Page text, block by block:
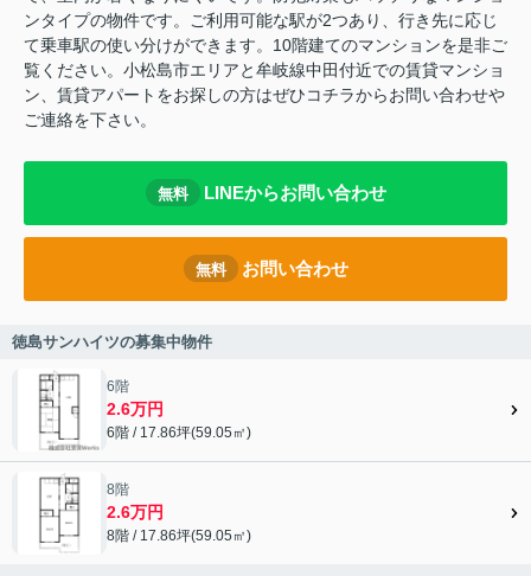
ンタイプの物件です。ご利用可能な駅が2つあり、行き先に応じ
て乗車駅の使い分けができます。10階建てのマンションを是非ご
覧ください。小松島市エリアと牟岐線中田付近での賃貸マンショ
ン、賃貸アパートをお探しの方はぜひコチラからお問い合わせや
ご連絡を下さい。
無料 LINEからお問い合わせ
無料 お問い合わせ
徳島サンハイツの募集中物件
6階
2.6万円
6階 / 17.86坪(59.05㎡)
8階
2.6万円
8階 / 17.86坪(59.05㎡)